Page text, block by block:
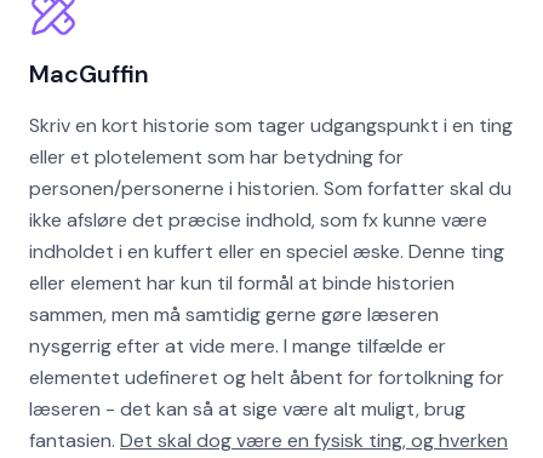
MacGuffin
Skriv en kort historie som tager udgangspunkt i en ting
eller et plotelement som har betydning for
personen/personerne i historien. Som forfatter skal du
ikke afsløre det præcise indhold, som fx kunne være
indholdet i en kuffert eller en speciel æske. Denne ting
eller element har kun til formål at binde historien
sammen, men må samtidig gerne gøre læseren
nysgerrig efter at vide mere. I mange tilfælde er
elementet udefineret og helt åbent for fortolkning for
læseren - det kan så at sige være alt muligt, brug
fantasien. Det skal dog være en fysisk ting, og hverken